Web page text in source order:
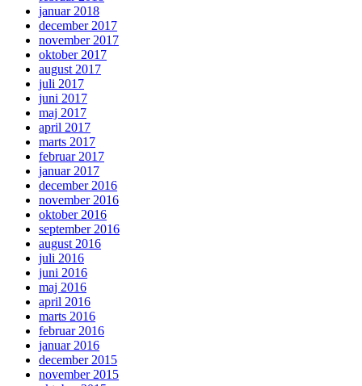
januar 2018
december 2017
november 2017
oktober 2017
august 2017
juli 2017
juni 2017
maj 2017
april 2017
marts 2017
februar 2017
januar 2017
december 2016
november 2016
oktober 2016
september 2016
august 2016
juli 2016
juni 2016
maj 2016
april 2016
marts 2016
februar 2016
januar 2016
december 2015
november 2015